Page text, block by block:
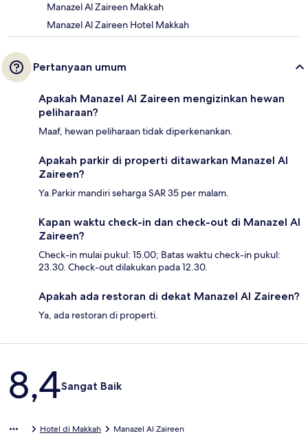
Manazel Al Zaireen Makkah
Manazel Al Zaireen Hotel Makkah
Pertanyaan umum
Apakah Manazel Al Zaireen mengizinkan hewan
peliharaan?
Maaf, hewan peliharaan tidak diperkenankan.
Apakah parkir di properti ditawarkan Manazel Al
Zaireen?
Ya.Parkir mandiri seharga SAR 35 per malam.
Kapan waktu check-in dan check-out di Manazel Al
Zaireen?
Check-in mulai pukul: 15.00; Batas waktu check-in pukul:
23.30. Check-out dilakukan pada 12.30.
Apakah ada restoran di dekat Manazel Al Zaireen?
Ya, ada restoran di properti.
Ulasan
8,4Sangat Baik
Hotel di Makkah Manazel Al Zaireen